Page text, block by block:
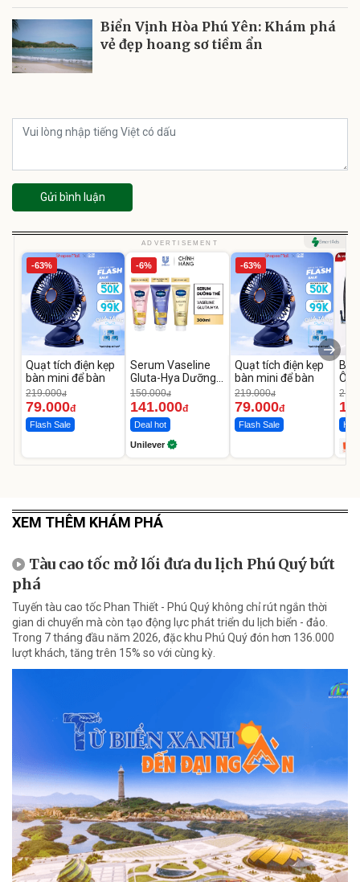
Biển Vịnh Hòa Phú Yên: Khám phá
vẻ đẹp hoang sơ tiềm ẩn
Gửi bình luận
ADVERTISEMENT
-63%
Quạt tích điện kẹp
bàn mini để bàn
219.000đ
79.000đ
Flash Sale
-6%
Serum Vaseline
Gluta-Hya Dưỡng
Da Sáng Mịn Sau 7
Ngày
150.000đ
141.000đ
Deal hot
Unilever
-63%
Quạt tích điện kẹp
bàn mini để bàn
219.000đ
79.000đ
Flash Sale
Ô
Hot
XEM THÊM KHÁM PHÁ
Tàu cao tốc mở lối đưa du lịch Phú Quý bứt
phá
Tuyến tàu cao tốc Phan Thiết - Phú Quý không chỉ rút ngắn thời
gian di chuyển mà còn tạo động lực phát triển du lịch biển - đảo.
Trong 7 tháng đầu năm 2026, đặc khu Phú Quý đón hơn 136.000
lượt khách, tăng trên 15% so với cùng kỳ.